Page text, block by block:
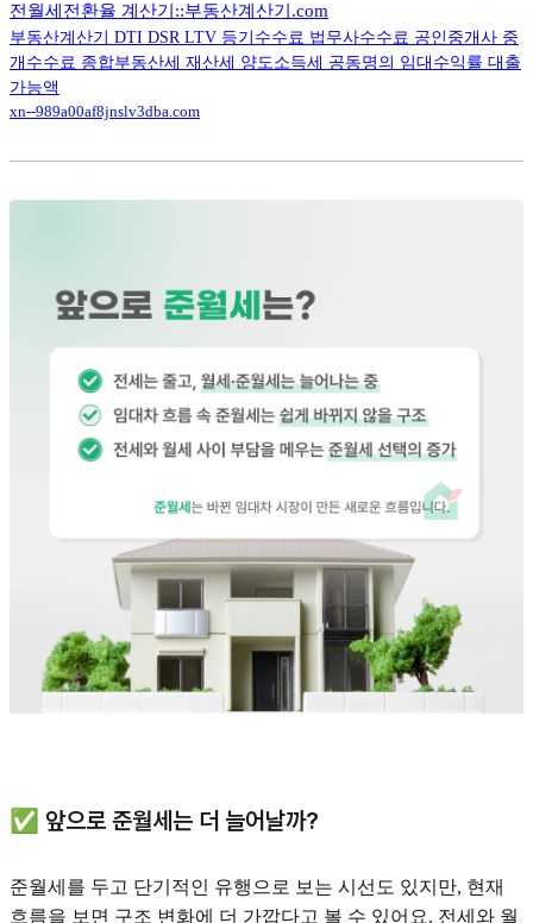
전월세전환율 계산기::부동산계산기.com
부동산계산기 DTI DSR LTV 등기수수료 법무사수수료 공인중개사 중
개수수료 종합부동산세 재산세 양도소득세 공동명의 임대수익률 대출
가능액
xn--989a00af8jnslv3dba.com
✅ 앞으로 준월세는 더 늘어날까?
준월세를 두고 단기적인 유행으로 보는 시선도 있지만, 현재
흐름을 보면 구조 변화에 더 가깝다고 볼 수 있어요. 전세와 월